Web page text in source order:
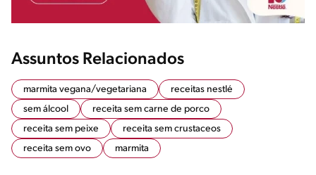
Assuntos Relacionados
marmita vegana/vegetariana
receitas nestlé
sem álcool
receita sem carne de porco
receita sem peixe
receita sem crustaceos
receita sem ovo
marmita